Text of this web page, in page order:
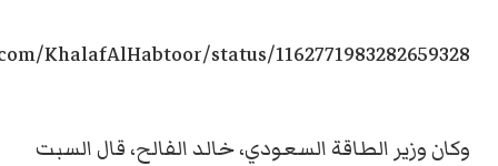
KhalafAlHabtoor/status/1162771983282659328
وكان وزير الطاقة السعودي، خالد الفالح، قال السبت